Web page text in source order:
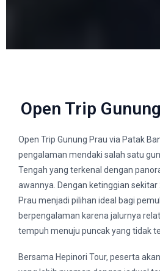
Open Trip
Open Trip Gunung Prau via Patak
pengalaman mendaki salah satu
Tengah yang terkenal dengan
awannya. Dengan ketinggian sekitar
Prau menjadi pilihan ideal bagi
berpengalaman karena jalurnya
tempuh menuju puncak yang tidak
Bersama Hepinori Tour, peserta